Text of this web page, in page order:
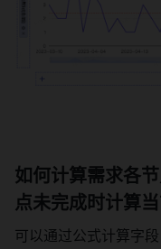
如何计算需求各
点未完成时计算
可以通过公式计算字